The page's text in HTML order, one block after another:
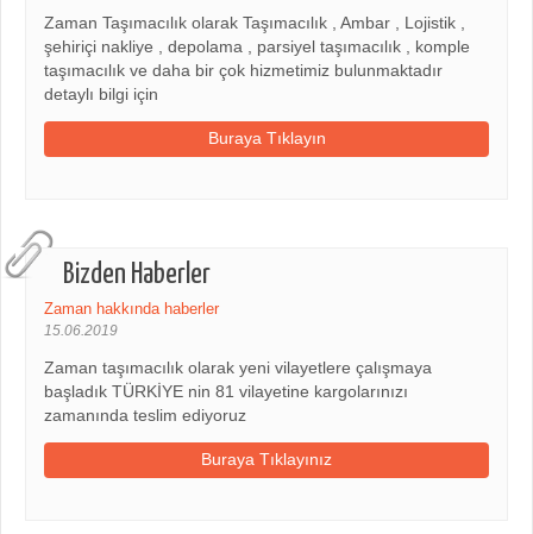
Zaman Taşımacılık olarak Taşımacılık , Ambar , Lojistik ,
şehiriçi nakliye , depolama , parsiyel taşımacılık , komple
taşımacılık ve daha bir çok hizmetimiz bulunmaktadır
detaylı bilgi için
Buraya Tıklayın
Bizden Haberler
Zaman hakkında haberler
15.06.2019
Zaman taşımacılık olarak yeni vilayetlere çalışmaya
başladık TÜRKİYE nin 81 vilayetine kargolarınızı
zamanında teslim ediyoruz
Buraya Tıklayınız